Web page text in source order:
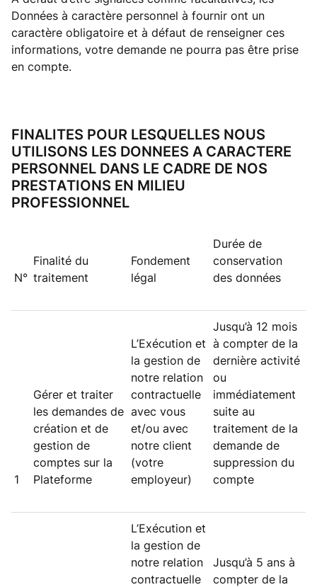
Données à caractère personnel à fournir ont un
caractère obligatoire et à défaut de renseigner ces
informations, votre demande ne pourra pas être prise
en compte.
FINALITES POUR LESQUELLES NOUS
UTILISONS LES DONNEES A CARACTERE
PERSONNEL DANS LE CADRE DE NOS
PRESTATIONS EN MILIEU
PROFESSIONNEL
N°
Finalité du
traitement
Fondement
légal
Durée de
conservation
des données
1
Gérer et traiter
les demandes de
création et de
gestion de
comptes sur la
Plateforme
L’Exécution et
la gestion de
notre relation
contractuelle
avec vous
et/ou avec
notre client
(votre
employeur)
Jusqu’à 12 mois
à compter de la
dernière activité
ou
immédiatement
suite au
traitement de la
demande de
suppression du
compte
L’Exécution et
la gestion de
notre relation
contractuelle
Jusqu’à 5 ans à
compter de la